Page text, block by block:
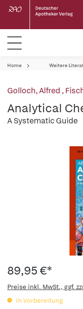
Home Weitere
Golloch, Alfred ,
Analytical
A Systematic Guide
89,95 €*
Preise inkl. MwSt., ggf.
in Vorbereitung